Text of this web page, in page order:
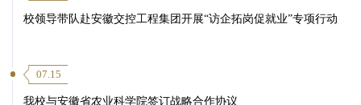
校领导带队赴安徽交控工程集团开展“访企拓岗促就业”专项行动
07.15
我校与安徽省农业科学院签订战略合作协议